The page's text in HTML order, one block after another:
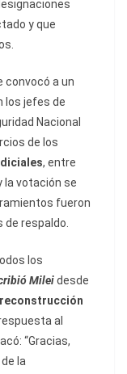
y que
convocó a un
los jefes de
Nacional
de los
, entre
la votación se
fueron
de respaldo.
los
Mileidesde
reconstrucción
al
“Gracias,
la